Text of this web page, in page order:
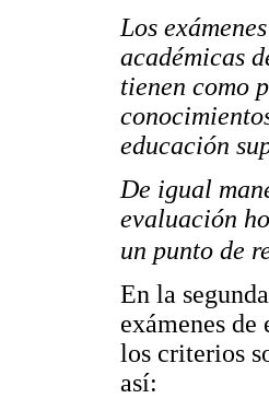
Los
académicas
tienen como
educación
De igual
evaluación
un punto de
En la
exámenes
los criterios
así: